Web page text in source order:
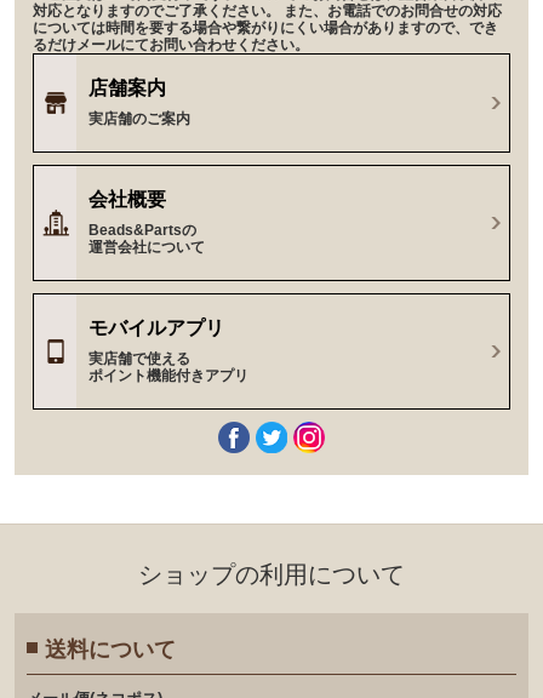
対応となりますのでご了承ください。 また、お電話でのお問合せの対応
については時間を要する場合や繋がりにくい場合がありますので、でき
るだけメールにてお問い合わせください。
店舗案内
実店舗のご案内
会社概要
Beads&Partsの
運営会社について
モバイルアプリ
実店舗で使える
ポイント機能付きアプリ
ショップの利⽤について
送料について